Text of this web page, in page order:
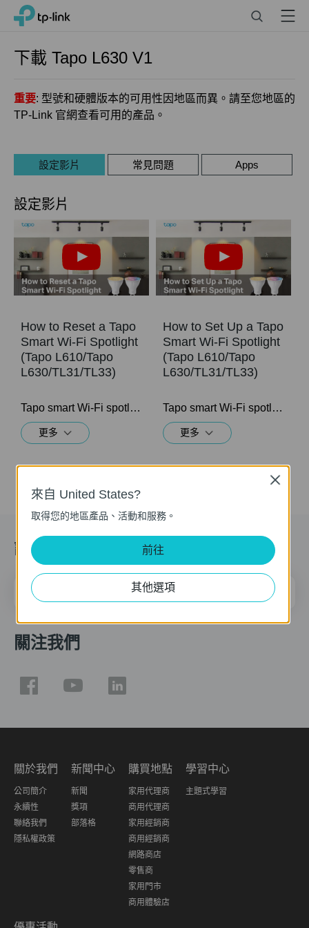
Click
navigation
TP-Link, Reliably Smart Menu
下載 Tapo L630 V1
重要: 型號和硬體版本的可用性因地區而異。請至您地區的
TP-Link 官網查看可用的產品。
設定影片 常見問題 Apps
設定影片
How to Reset a Tapo
Smart Wi-Fi Spotlight
(Tapo L610/Tapo
L630/TL31/TL33)
Tapo smart Wi-Fi spotlight lets you easily control your lights via the Tapo app, no matter where you find yourself. You can adjust brightness, set schedules, and set a timer. Tapo smart spotlight brightens your loved exhibits, applicable to handicraft, art design, product display, or common use as the close-up partial lighting.
更多
How to Set Up a Tapo
Smart Wi-Fi Spotlight
(Tapo L610/Tapo
L630/TL31/TL33)
Tapo smart Wi-Fi spotlight lets you easily control your lights via the Tapo app, no matter where you find yourself. You can adjust brightness, set schedules, and set a timer. Tapo smart spotlight brightens your loved exhibits, applicable to handicraft, art design, product display, or common use as the close-up partial lighting.
更多
訂閱
電子郵件地址 註冊
關注我們
關於我們
公司簡介
永續性
聯絡我們
隱私權政策
新聞中心
新聞
獎項
部落格
購買地點
家用代理商
商用代理商
家用經銷商
商用經銷商
網路商店
零售商
家用門市
商用體驗店
學習中心
主題式學習
來自 United States?
取得您的地區產品、活動和服務。
前往
其他選項
Close